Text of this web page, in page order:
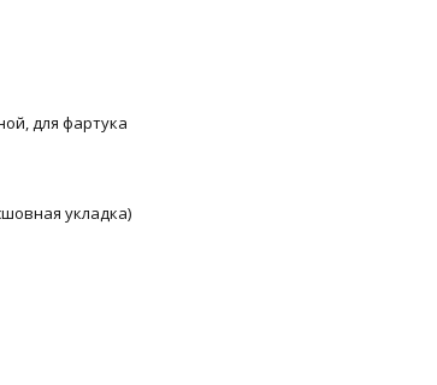
для фартука
укладка)